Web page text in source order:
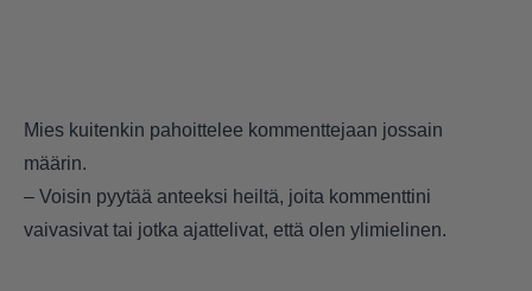
Mies kuitenkin pahoittelee kommenttejaan jossain
määrin.
– Voisin pyytää anteeksi heiltä, joita kommenttini
vaivasivat tai jotka ajattelivat, että olen ylimielinen.